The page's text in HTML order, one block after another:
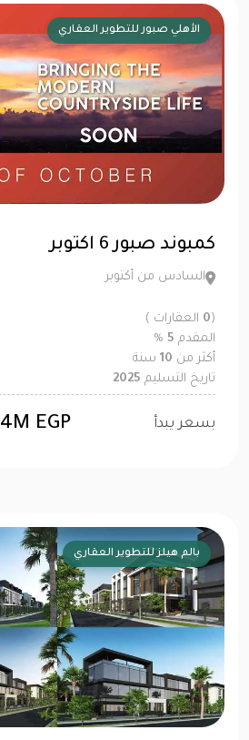
الأهلي صبور للتطوير العقاري
كمبوند صبور 6 اكتوبر
السادس من أكتوبر
(
0 العقارات )
المقدم 5
%
أكثر من 10 سنة
تاريخ التسليم 2025
بسعر يبدأ 4M EGP
بالم هيلز للتطوير العقاري